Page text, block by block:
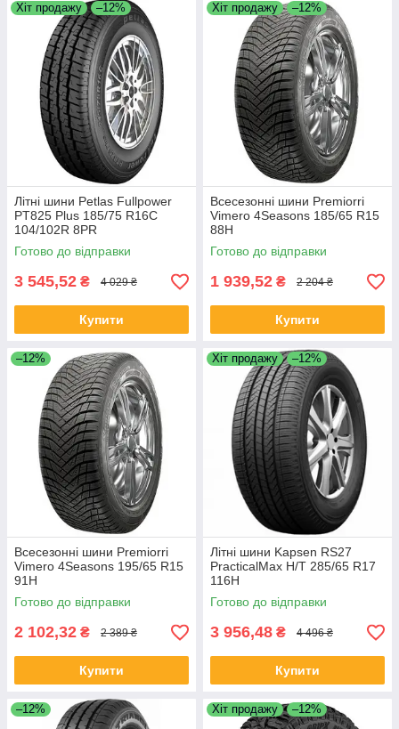
Хіт продажу –12%
Літні шини Petlas Fullpower
PT825 Plus 185/75 R16C
104/102R 8PR
Готово до відправки
3 545,52 ₴ 4 029 ₴
Купити
Хіт продажу –12%
Всесезонні шини Premiorri
Vimero 4Seasons 185/65 R15
88H
Готово до відправки
1 939,52 ₴ 2 204 ₴
Купити
–12%
Всесезонні шини Premiorri
Vimero 4Seasons 195/65 R15
91H
Готово до відправки
2 102,32 ₴ 2 389 ₴
Купити
Хіт продажу –12%
Літні шини Kapsen RS27
PracticalMax H/T 285/65 R17
116H
Готово до відправки
3 956,48 ₴ 4 496 ₴
Купити
–12% Хіт продажу –12%